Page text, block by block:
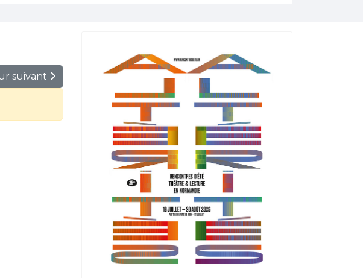
suivant